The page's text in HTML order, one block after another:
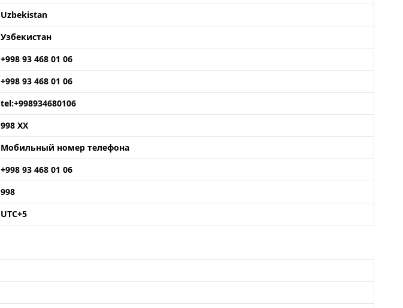
Uzbekistan
Узбекистан
+998 93 468 01 06
+998 93 468 01 06
tel:+998934680106
998 XX
Мобильный номер телефона
+998 93 468 01 06
998
UTC+5